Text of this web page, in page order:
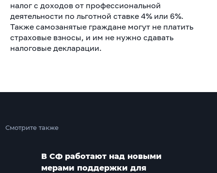
налог с доходов от профессиональной
деятельности по льготной ставке 4% или 6%.
Также самозанятые граждане могут не платить
страховые взносы, и им не нужно сдавать
налоговые декларации.
Смотрите также
В СФ работают над новыми
мерами поддержки для